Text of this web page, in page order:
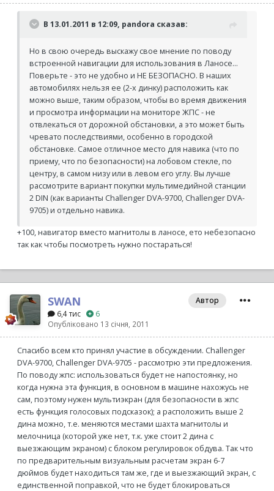
В 13.01.2011 в 12:09, pandora сказав:
Но в свою очередь выскажу свое мнение по поводу
встроенной навигации для использования в Ланосе...
Поверьте - это не удобно и НЕ БЕЗОПАСНО. В наших
автомобилях нельзя ее (2-х динку) расположить как
можно выше, таким образом, чтобы во время движения
и просмотра информации на мониторе ЖПС - не
отвлекаться от дорожной обстановки, а это может быть
чревато последствиями, особенно в городской
обстановке. Самое отличное место для навика (что по
приему, что по безопасности) на лобовом стекле, по
центру, в самом низу или в левом его углу. Вы лучше
рассмотрите вариант покупки мультимедийной станции
2 DIN (как варианты Challenger DVA-9700, Challenger DVA-
9705) и отдельно навика.
+100, навигатор вместо магнитолы в ланосе, ето небезопасно
так как чтобы посмотреть нужно постараться!
SWAN
6,4 тис
6
Опубліковано 13 січня, 2011
Автор
Спасибо всем кто принял участие в обсуждении. Challenger
DVA-9700, Challenger DVA-9705 - рассмотрю эти предложения.
По поводу жпс: использоваться будет не напостоянку, но
когда нужна эта функция, в основном в машине нахожусь не
сам, поэтому нужен мультиэкран (для безопасности в жпс
есть функция голосовых подсказок); а расположить выше 2
дина можно, т.е. меняются местами шахта магнитолы и
мелочница (которой уже нет, т.к. уже стоит 2 дина с
выезжающим экраном) с блоком регулировок обдува. Так что
по предварительным визуальным расчетам экран 6-7
дюймов будет находиться там же, где и выезжающий экран, с
единственной поправкой, что не будет блокироваться